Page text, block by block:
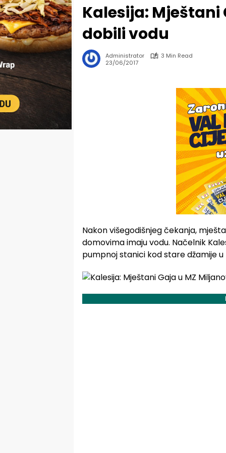
Kalesija: Mještani
dobili vodu
Administrator
3 Min Read
23/06/2017
Nakon višegodišnjeg čekanja,
domovima imaju vodu. Načelnik
pumpnoj stanici kod stare džamije